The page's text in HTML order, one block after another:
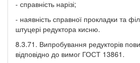
- справність нарізі;
- наявність справної прокладки та
штуцері редуктора кисню.
8.3.71. Випробування редукторів
відповідно до вимог ГОСТ 13861.